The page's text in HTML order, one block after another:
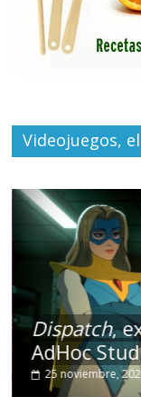
Videojuegos,
Dispatch,
AdHoc
25 noviembre,